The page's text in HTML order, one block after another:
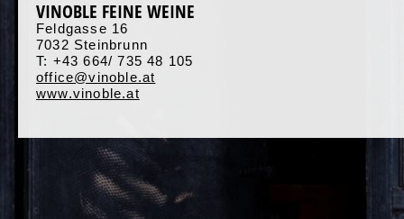
VINOBLE FEINE WEINE
Feldgasse 16
7032 Steinbrunn
T: +43 664/ 735 48 105
office@vinoble.at
www.vinoble.at